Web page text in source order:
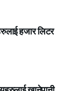
हजार लिटर